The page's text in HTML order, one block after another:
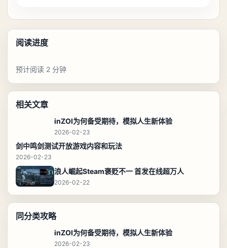
阅读进度
预计阅读 2 分钟
相关文章
inZOI为何备受期待，模拟人生新体验
2026-02-23
剑中鸣剑测试开放游戏内容和玩法
2026-02-23
浪人崛起Steam褒贬不一 首发在线超万人
2026-02-22
同分类攻略
inZOI为何备受期待，模拟人生新体验
2026-02-23